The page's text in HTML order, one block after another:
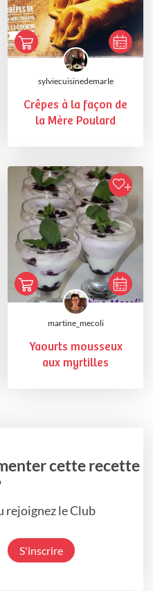
sylviecuisinedemarle
Crêpes à la façon de
la Mère Poulard
martine_mecoli
Yaourts mousseux
aux myrtilles
cette recette
rejoignez le Club
S'inscrire